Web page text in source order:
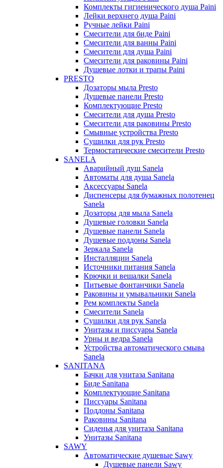
Комплекты гигиенического душа Paini
Лейки верхнего душа Paini
Ручные лейки Paini
Смесители для биде Paini
Смесители для ванны Paini
Смесители для душа Paini
Смесители для раковины Paini
Душевые лотки и трапы Paini
PRESTO
Дозаторы мыла Presto
Душевые панели Presto
Комплектующие Presto
Смесители для душа Presto
Смесители для раковины Presto
Смывные устройства Presto
Сушилки для рук Presto
Термостатические смесители Presto
SANELA
Аварийный душ Sanela
Автоматы для душа Sanela
Аксессуары Sanela
Диспенсеры для бумажных полотенец
Sanela
Дозаторы для мыла Sanela
Душевые головки Sanela
Душевые панели Sanela
Душевые поддоны Sanela
Зеркала Sanela
Инсталляции Sanela
Источники питания Sanela
Крючки и вешалки Sanela
Питьевые фонтанчики Sanela
Раковины и умывальники Sanela
Рем комплекты Sanela
Смесители Sanela
Сушилки для рук Sanela
Унитазы и писсуары Sanela
Урны и ведра Sanela
Устройства автоматического смыва
Sanela
SANITANA
Бачки для унитаза Sanitana
Биде Sanitana
Комплектующие Sanitana
Писсуары Sanitana
Поддоны Sanitana
Раковины Sanitana
Сиденья для унитаза Sanitana
Унитазы Sanitana
SAWY
Автоматические душевые Sawy
Душевые панели Sawy